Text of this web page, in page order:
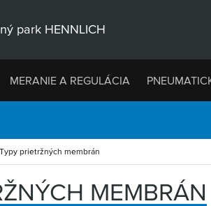
park HENNLICH
MERANIE A REGULÁCIA
Typy prietržných membrán
MEMBRÁN